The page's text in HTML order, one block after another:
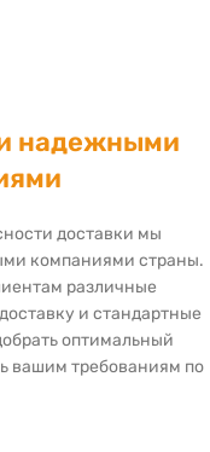
надежными
доставки мы
компаниями страны.
различные
и стандартные
оптимальный
вашим требованиям по